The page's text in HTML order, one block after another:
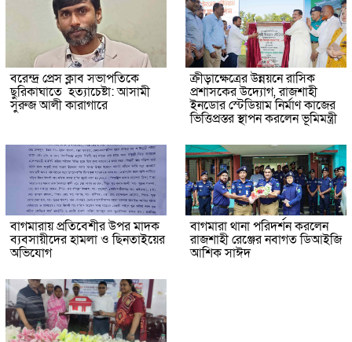
বরেন্দ্র প্রেস ক্লাব সভাপতিকে
ছুরিকাঘাতে হত্যাচেষ্টা: আসামী
সুরুজ আলী কারাগারে
ক্রীড়াক্ষেত্রের উন্নয়নে রাসিক
প্রশাসকের উদ্যোগ, রাজশাহী
ইনডোর স্টেডিয়াম নির্মাণ কাজের
ভিত্তিপ্রস্তর স্থাপন করলেন ভূমিমন্ত্রী
বাগমারায় প্রতিবেশীর উপর মাদক
ব্যবসায়ীদের হামলা ও ছিনতাইয়ের
অভিযোগ
বাগমারা থানা পরিদর্শন করলেন
রাজশাহী রেঞ্জের নবাগত ডিআইজি
আশিক সাঈদ